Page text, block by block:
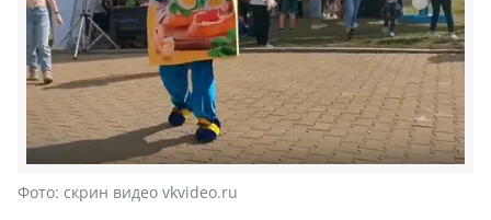
Фото: скрин видео vkvideo.ru